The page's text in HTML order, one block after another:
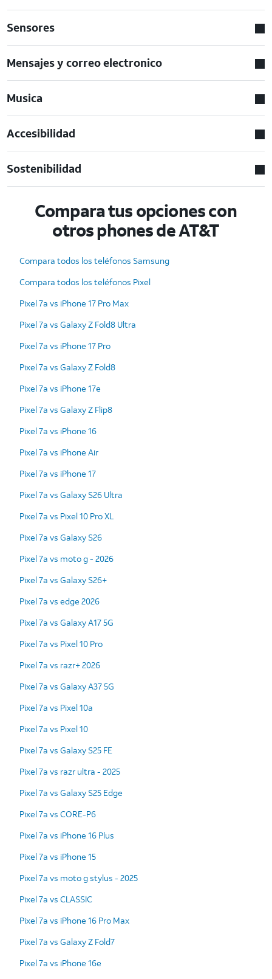
Sensores
Mensajes y correo electronico
Musica
Accesibilidad
Sostenibilidad
Compara tus opciones con
otros phones de AT&T
Compara todos los teléfonos Samsung
Compara todos los teléfonos Pixel
Pixel 7a vs iPhone 17 Pro Max
Pixel 7a vs Galaxy Z Fold8 Ultra
Pixel 7a vs iPhone 17 Pro
Pixel 7a vs Galaxy Z Fold8
Pixel 7a vs iPhone 17e
Pixel 7a vs Galaxy Z Flip8
Pixel 7a vs iPhone 16
Pixel 7a vs iPhone Air
Pixel 7a vs iPhone 17
Pixel 7a vs Galaxy S26 Ultra
Pixel 7a vs Pixel 10 Pro XL
Pixel 7a vs Galaxy S26
Pixel 7a vs moto g - 2026
Pixel 7a vs Galaxy S26+
Pixel 7a vs edge 2026
Pixel 7a vs Galaxy A17 5G
Pixel 7a vs Pixel 10 Pro
Pixel 7a vs razr+ 2026
Pixel 7a vs Galaxy A37 5G
Pixel 7a vs Pixel 10a
Pixel 7a vs Pixel 10
Pixel 7a vs Galaxy S25 FE
Pixel 7a vs razr ultra - 2025
Pixel 7a vs Galaxy S25 Edge
Pixel 7a vs CORE-P6
Pixel 7a vs iPhone 16 Plus
Pixel 7a vs iPhone 15
Pixel 7a vs moto g stylus - 2025
Pixel 7a vs CLASSIC
Pixel 7a vs iPhone 16 Pro Max
Pixel 7a vs Galaxy Z Fold7
Pixel 7a vs iPhone 16e